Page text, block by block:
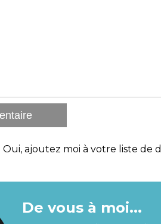
Oui, ajoutez moi à votre liste de
De vous à moi...